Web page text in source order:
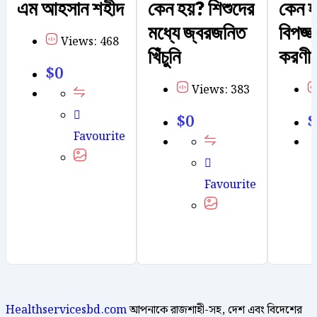
এম আহসান শহীদ
Views: 468
$0
Favourite
কেন হয়? শিশুদের
মধ্যে জ্বরজনিত
খিঁচুনি
Views: 383
$0
Favourite
কেন
$
Healthservicesbd.comআপনাকে রাজশাহী-সহ, দেশ এবং বিদেশের